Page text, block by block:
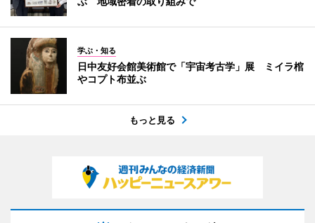
学ぶ・知る
日中友好会館美術館で「宇宙考古学」展 ミイラ棺
やコプト布並ぶ
もっと見る